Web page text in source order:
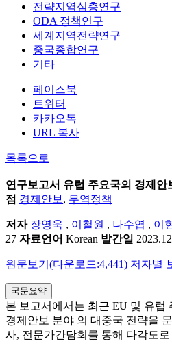
전략지역심층연구
ODA 정책연구
세계지역전략연구
중국종합연구
기타
페이스북
트위터
카카오톡
URL 복사
목록으로
연구보고서 유럽 주요국의 경제안
점 경제안보 , 무역정책
저자 장영욱 , 이철원 , 나수엽 , 이
27 자료언어 Korean 발간일
원문보기(다운로드:4,441) 저자별
국문요약
본 보고서에서는 최근 EU 및 유럽
경제안보 분야 의 대중국 전략을
사, 전문가간담회를 통해 다각도